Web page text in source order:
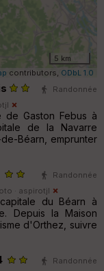
5 km
contributors, ODbL 1.0
Randonnée
Gaston Febus à
de la Navarre
Béarn, emprunter
Randonnée
· aspirotjl
du Béarn à
Depuis la Maison
d'Orthez, suivre
Randonnée